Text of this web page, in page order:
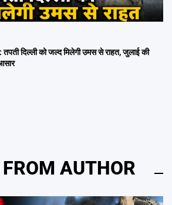
दिल्ली को जल्द मिलेगी उमस से राहत, जुलाई की
AUTHOR